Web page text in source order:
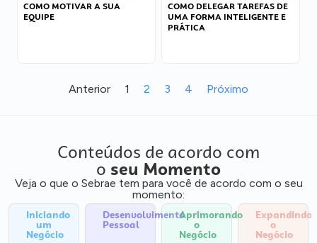
COMO MOTIVAR A SUA
EQUIPE
COMO DELEGAR TAREFAS DE
UMA FORMA INTELIGENTE E
PRÁTICA
Anterior 1 2 3 4 Próximo
Conteúdos de acordo com
o seu Momento
Veja o que o Sebrae tem para você de acordo com o seu
momento:
Iniciando
um
Negócio
Desenvolvimento
Pessoal
Aprimorando
o
Negócio
Expandindo
o
Negócio